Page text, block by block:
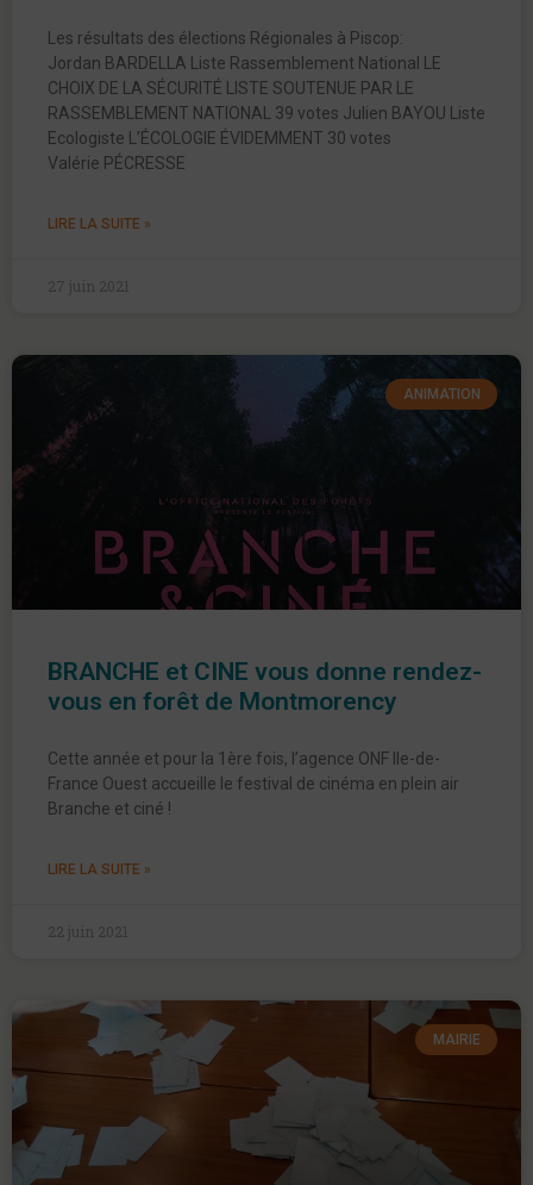
Les résultats des élections Régionales à Piscop:
Jordan BARDELLA Liste Rassemblement National LE
CHOIX DE LA SÉCURITÉ LISTE SOUTENUE PAR LE
RASSEMBLEMENT NATIONAL 39 votes Julien BAYOU Liste
Ecologiste L’ÉCOLOGIE ÉVIDEMMENT 30 votes
Valérie PÉCRESSE
LIRE LA SUITE »
27 juin 2021
ANIMATION
BRANCHE et CINE vous donne rendez-
vous en forêt de Montmorency
Cette année et pour la 1ère fois, l’agence ONF Ile-de-
France Ouest accueille le festival de cinéma en plein air
Branche et ciné !
LIRE LA SUITE »
22 juin 2021
MAIRIE